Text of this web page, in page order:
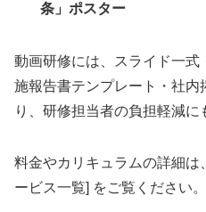
条」ポスター
動画研修には、スライド一
施報告書テンプレート・社
り、研修担当者の負担軽減に
料金やカリキュラムの詳細は
ービス一覧] をご覧ください。